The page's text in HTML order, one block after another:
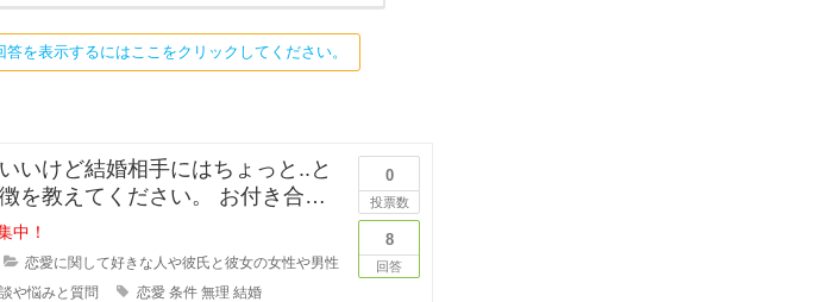
を表示するにはここをクリックしてください。
いけど結婚相手にはちょっと..と
えてください。 お付き合い
相手のいい
中！
恋愛に関して好きな人や彼氏と彼女の女性や男性
や悩みと質問
恋愛 条件 無理 結婚
0
投票数
8
回答